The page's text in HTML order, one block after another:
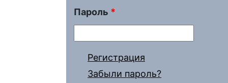
Пароль *
Регистрация
Забыли пароль?